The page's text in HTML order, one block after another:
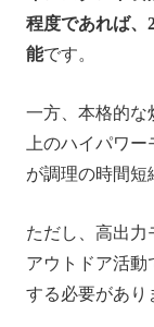
程度であれば、
能です。
一方、本格的な
上のハイパワ
が調理の時間短
ただし、高出力
アウトドア活動
する必要があり